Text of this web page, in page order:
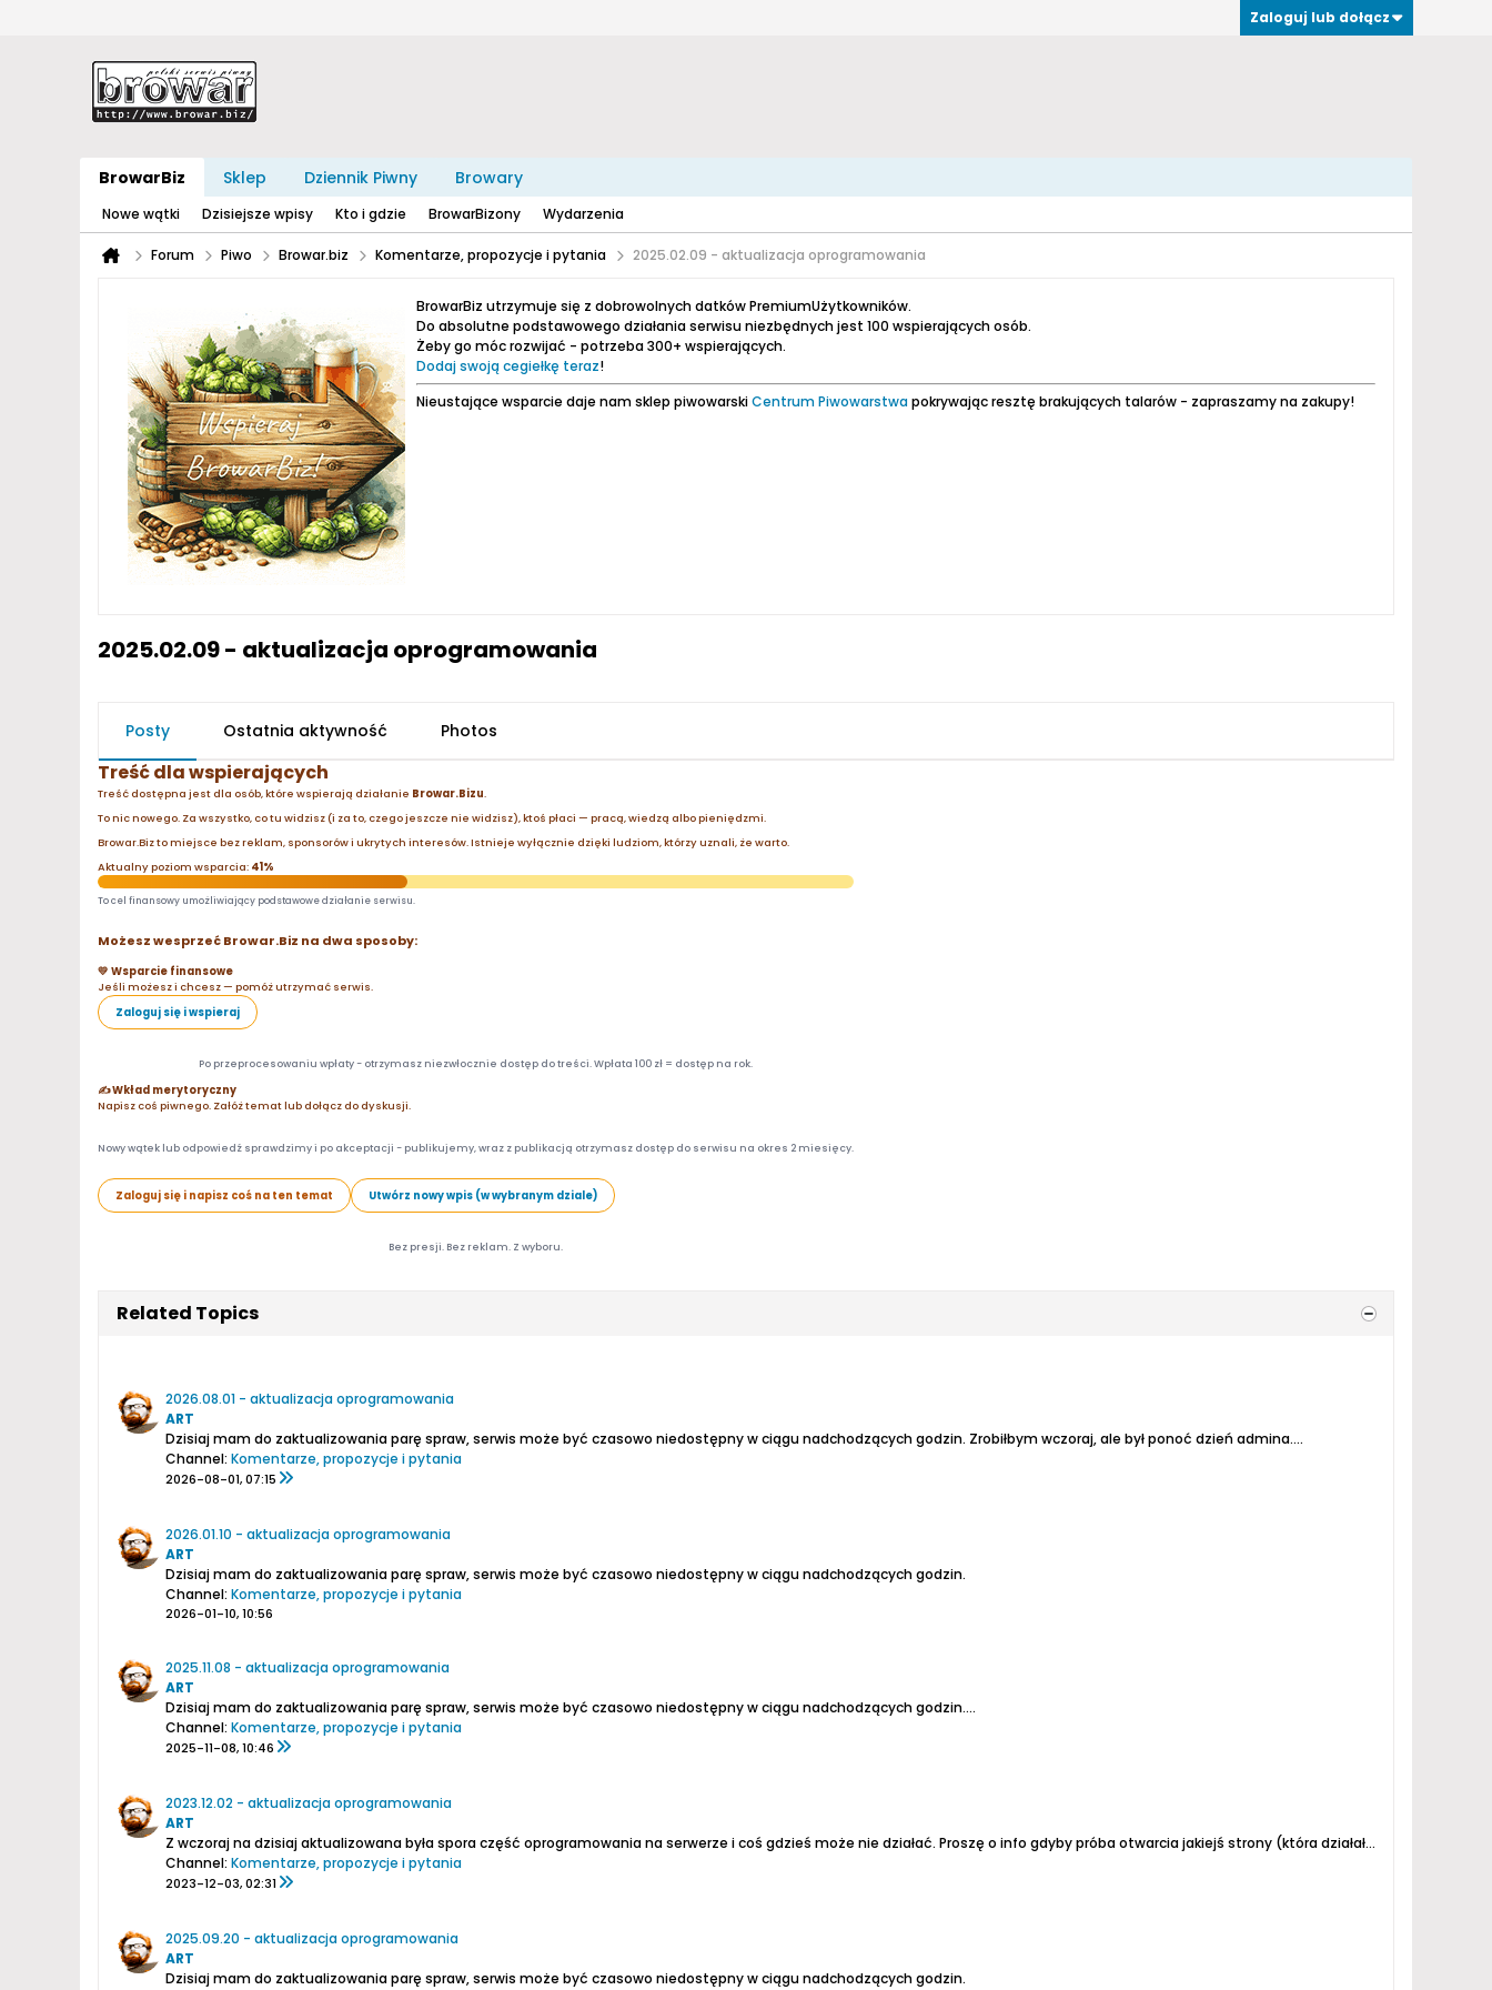
Zaloguj lub dołącz
BrowarBiz Sklep Dziennik Piwny Browary
Nowe wątki Dzisiejsze wpisy Kto i gdzie BrowarBizony Wydarzenia
Forum Piwo Browar.biz Komentarze, propozycje i pytania 2025.02.09 - aktualizacja oprogramowania
BrowarBiz utrzymuje się z dobrowolnych datków PremiumUżytkowników.
Do absolutne podstawowego działania serwisu niezbędnych jest 100 wspierających osób.
Żeby go móc rozwijać - potrzeba 300+ wspierających.
Dodaj swoją cegiełkę teraz!
Nieustające wsparcie daje nam sklep piwowarskiCentrum Piwowarstwapokrywając resztę brakujących talarów - zapraszamy na zakupy!
2025.02.09 - aktualizacja oprogramowania
Posty Ostatnia aktywność Photos
Treść dla wspierających
Treść dostępna jest dla osób, które wspierają działanie Browar.Bizu.
To nic nowego. Za wszystko, co tu widzisz (i za to, czego jeszcze nie widzisz), ktoś płaci — pracą, wiedzą albo pieniędzmi.
Browar.Biz to miejsce bez reklam, sponsorów i ukrytych interesów. Istnieje wyłącznie dzięki ludziom, którzy uznali, że warto.
Aktualny poziom wsparcia: 41%
To cel finansowy umożliwiający podstawowe działanie serwisu.
Możesz wesprzeć Browar.Biz na dwa sposoby:
💛 Wsparcie finansowe
Jeśli możesz i chcesz — pomóż utrzymać serwis.
Zaloguj się i wspieraj
Po przeprocesowaniu wpłaty - otrzymasz niezwłocznie dostęp do treści. Wpłata 100 zł = dostęp na rok.
✍️ Wkład merytoryczny
Napisz coś piwnego. Załóż temat lub dołącz do dyskusji.
Nowy wątek lub odpowiedź sprawdzimy i po akceptacji - publikujemy, wraz z publikacją otrzymasz dostęp do serwisu na okres 2 miesięcy.
Zaloguj się i napisz coś na ten temat Utwórz nowy wpis (w wybranym dziale)
Bez presji. Bez reklam. Z wyboru.
Related Topics
2026.08.01 - aktualizacja oprogramowania
ART
Dzisiaj mam do zaktualizowania parę spraw, serwis może być czasowo niedostępny w ciągu nadchodzących godzin. Zrobiłbym wczoraj, ale był ponoć dzień admina....
Channel: Komentarze, propozycje i pytania
2026-08-01, 07:15
2026.01.10 - aktualizacja oprogramowania
ART
Dzisiaj mam do zaktualizowania parę spraw, serwis może być czasowo niedostępny w ciągu nadchodzących godzin.
Channel: Komentarze, propozycje i pytania
2026-01-10, 10:56
2025.11.08 - aktualizacja oprogramowania
ART
Dzisiaj mam do zaktualizowania parę spraw, serwis może być czasowo niedostępny w ciągu nadchodzących godzin....
Channel: Komentarze, propozycje i pytania
2025-11-08, 10:46
2023.12.02 - aktualizacja oprogramowania
ART
Z wczoraj na dzisiaj aktualizowana była spora część oprogramowania na serwerze i coś gdzieś może nie działać. Proszę o info gdyby próba otwarcia jakiejś strony (która działała tuż przed aktualizacją) kończyła się wywalaniem błędów lub pokazywała się w ogóle pusta strona....
Channel: Komentarze, propozycje i pytania
2023-12-03, 02:31
2025.09.20 - aktualizacja oprogramowania
ART
Dzisiaj mam do zaktualizowania parę spraw, serwis może być czasowo niedostępny w ciągu nadchodzących godzin.